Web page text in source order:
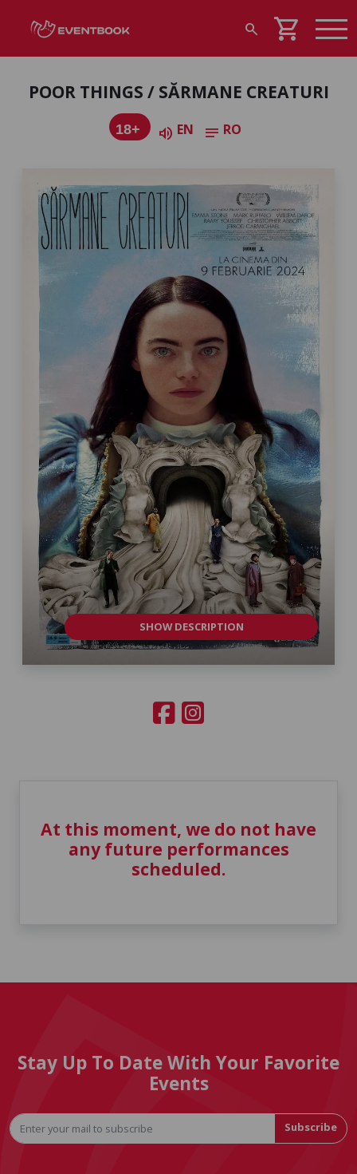
search shopping_cart
POOR THINGS / SĂRMANE CREATURI
18+ volume_up EN notes RO
SHOW DESCRIPTION
At this moment, we do not have
any future performances
scheduled.
Stay Up To Date With Your Favorite
Events
Subscribe